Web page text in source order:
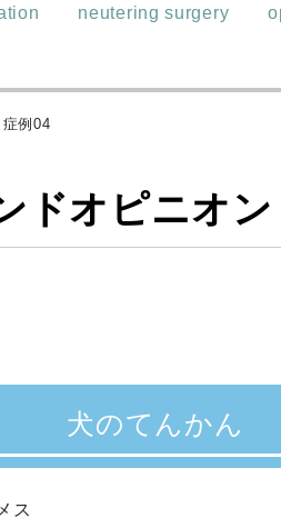
neutering surgery
症例04
ドオピニオン
犬のてんかん
ス